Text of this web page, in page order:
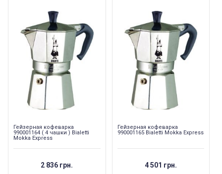
Гейзерная кофеварка
990001164 ( 4 чашки ) Bialetti
Mokka Express
2 836 грн.
Гейзерная кофеварка
990001165 Bialetti Mokka Express
4 501 грн.